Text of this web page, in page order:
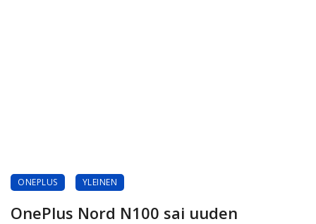
ONEPLUS YLEINEN
OnePlus Nord N100 sai uuden